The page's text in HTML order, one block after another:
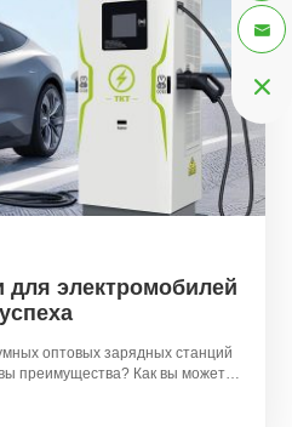
для электромобилей
оптовых зарядных станций
преимущества? Как вы можете

